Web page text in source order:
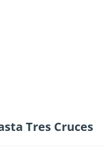
Tres Cruces